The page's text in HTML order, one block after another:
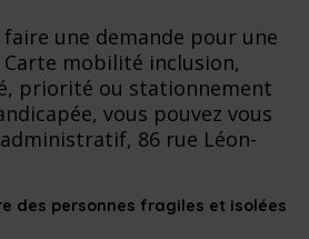
une demande pour une
mobilité inclusion,
priorité ou stationnement
vous pouvez vous
86 rue Léon-
des personnes fragiles et isolées